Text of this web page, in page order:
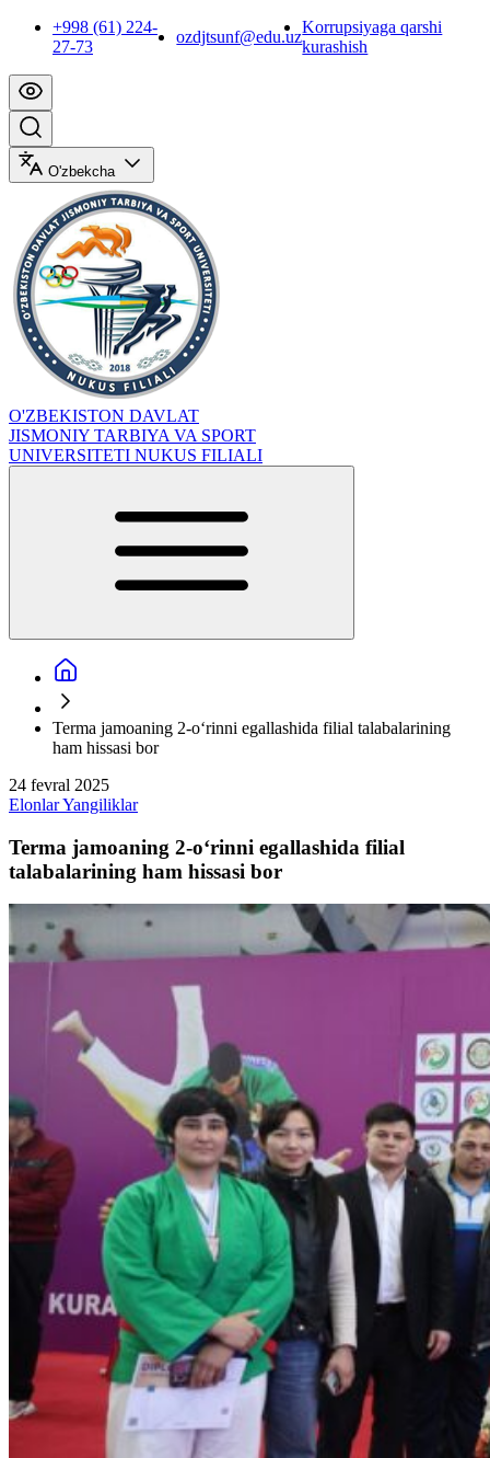
+998 (61) 224-
27-73
ozdjtsunf@edu.uz
Korrupsiyaga qarshi
kurashish
O'zbekcha
O'ZBEKISTON DAVLAT
JISMONIY TARBIYA VA SPORT
UNIVERSITETI NUKUS FILIALI
Terma jamoaning 2-o‘rinni egallashida filial talabalarining
ham hissasi bor
24 fevral 2025
ElonlarYangiliklar
Terma jamoaning 2-o‘rinni egallashida filial
talabalarining ham hissasi bor